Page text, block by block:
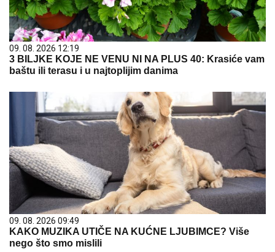
09. 08. 2026 12:19
3 BILJKE KOJE NE VENU NI NA PLUS 40: Krasiće vam
baštu ili terasu i u najtoplijim danima
09. 08. 2026 09:49
KAKO MUZIKA UTIČE NA KUĆNE LJUBIMCE? Više
nego što smo mislili